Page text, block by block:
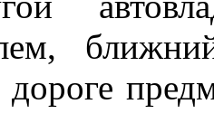
дороге